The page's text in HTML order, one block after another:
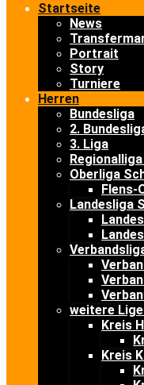
Startseite
News
Portrait
Story
Turniere
Herren
Bundesliga
2.
3. Liga
Oberliga
Flens-
Landesliga
weitere
Kreis
Kreis